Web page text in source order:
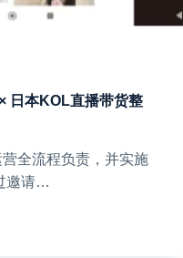
日本KOL直播带货整
全流程负责，并实施
邀请…